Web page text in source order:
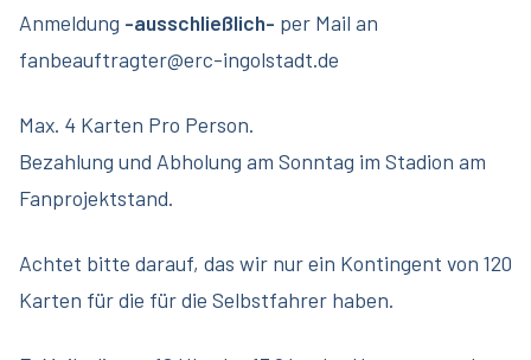
Anmeldung -ausschließlich- per Mail an
fanbeauftragter@erc-ingolstadt.de
Max. 4 Karten Pro Person.
Bezahlung und Abholung am Sonntag im Stadion am
Fanprojektstand.
Achtet bitte darauf, das wir nur ein Kontingent von 120
Karten für die für die Selbstfahrer haben.